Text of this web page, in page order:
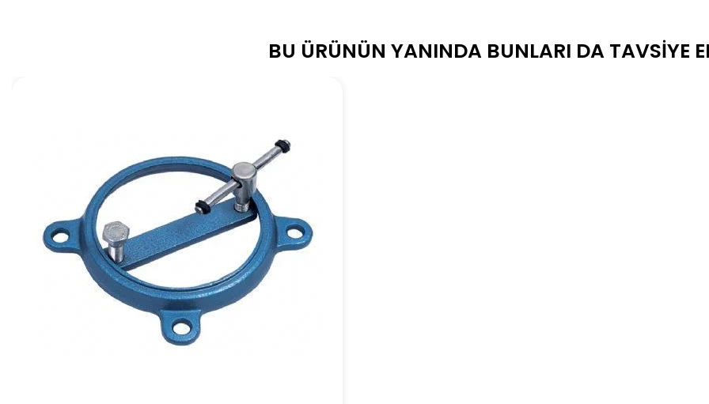
BU ÜRÜNÜN YANINDA BUNLARI DA TAVSIYE